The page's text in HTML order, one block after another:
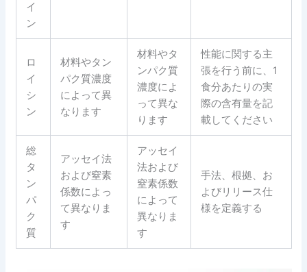
イ
ン
ロ
イ
シ
ン
材料やタン
パク質濃度
によって異
なります
材料やタ
ンパク質
濃度によ
って異な
ります
性能に関する主
張を行う前に、1
食分あたりの実
際の含有量を記
載してください
総
タ
ン
パ
ク
質
アッセイ法
および窒素
係数によっ
て異なりま
す
アッセイ
法および
窒素係数
によって
異なりま
す
手法、根拠、お
よびリリース仕
様を定義する